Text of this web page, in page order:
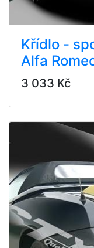
Křídlo -
Alfa
3 033 Kč